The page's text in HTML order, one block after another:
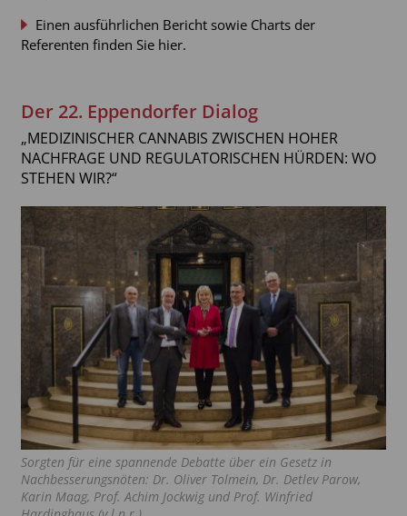
Einen ausführlichen Bericht sowie Charts der
Referenten finden Sie hier.
Der 22. Eppendorfer Dialog
„MEDIZINISCHER CANNABIS ZWISCHEN HOHER
NACHFRAGE UND REGULATORISCHEN HÜRDEN: WO
STEHEN WIR?“
Sorgten für eine spannende Debatte über ein Gesetz in
Nachbesserungsnöten: Dr. Oliver Tolmein, Dr. Detlev Parow,
Karin Maag, Prof. Achim Jockwig und Prof. Winfried